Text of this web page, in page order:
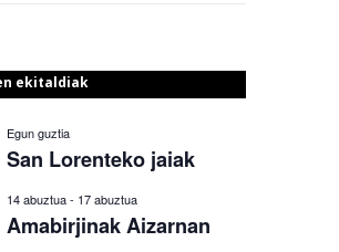
ekitaldiak
Egun guztia
San Lorenteko jaiak
14 abuztua- 17 abuztua
Amabirjinak Aizarnan